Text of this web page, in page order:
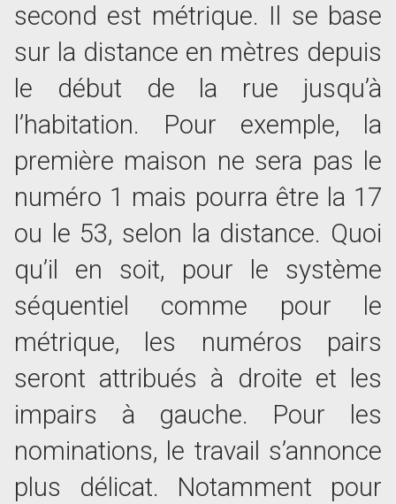
second est métrique. Il se base
sur la distance en mètres depuis
le début de la rue jusqu’à
l’habitation. Pour exemple, la
première maison ne sera pas le
numéro 1 mais pourra être la 17
ou le 53, selon la distance. Quoi
qu’il en soit, pour le système
séquentiel comme pour le
métrique, les numéros pairs
seront attribués à droite et les
impairs à gauche. Pour les
nominations, le travail s’annonce
plus délicat. Notamment pour